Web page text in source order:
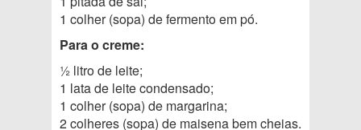
1 colher (sopa) de fermento em pó.
Para o creme:
½ litro de leite;
1 lata de leite condensado;
1 colher (sopa) de margarina;
2 colheres (sopa) de maisena bem cheias.